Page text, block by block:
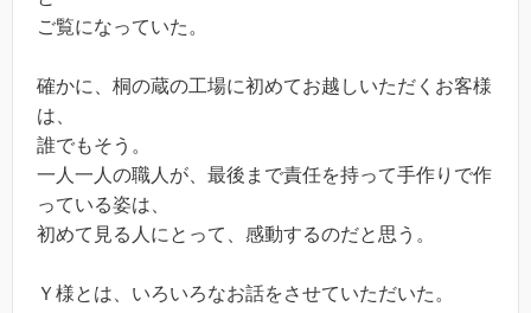
ご覧になっていた。
確かに、桐の蔵の工場に初めてお越しいただくお客様
は、
誰でもそう。
一人一人の職人が、最後まで責任を持って手作りで作
っている姿は、
初めて見る人にとって、感動するのだと思う。
Ｙ様とは、いろいろなお話をさせていただいた。